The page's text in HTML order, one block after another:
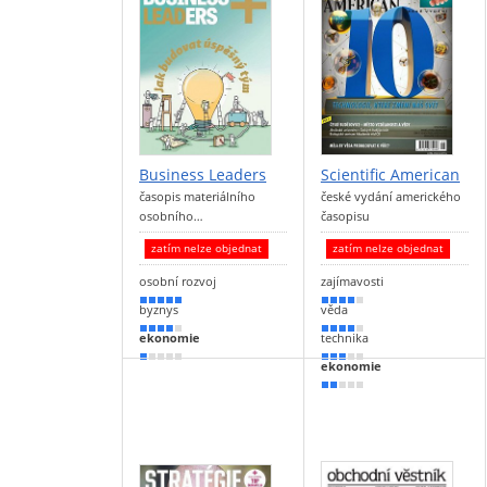
Business Leaders
časopis materiálního
osobního…
zatím nelze objednat
osobní rozvoj
90 %
byznys
70 %
ekonomie
20 %
Scientific American
české vydání amerického
časopisu
zatím nelze objednat
zajímavosti
80 %
věda
70 %
technika
60 %
ekonomie
40 %